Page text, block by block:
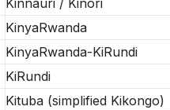
Kinnauri / Kinori
KinyaRwanda
KinyaRwanda-KiRundi
KiRundi
Kituba (simplified Kikongo)